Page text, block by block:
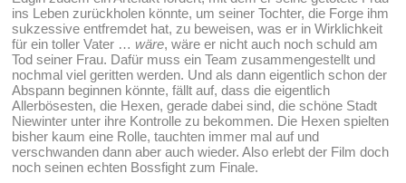
ins Leben zurückholen könnte, um seiner Tochter, die Forge ihm
sukzessive entfremdet hat, zu beweisen, was er in Wirklichkeit
für ein toller Vater …wäre, wäre er nicht auch noch schuld am
Tod seiner Frau. Dafür muss ein Team zusammengestellt und
nochmal viel geritten werden. Und als dann eigentlich schon der
Abspann beginnen könnte, fällt auf, dass die eigentlich
Allerbösesten, die Hexen, gerade dabei sind, die schöne Stadt
Niewinter unter ihre Kontrolle zu bekommen. Die Hexen spielten
bisher kaum eine Rolle, tauchten immer mal auf und
verschwanden dann aber auch wieder. Also erlebt der Film doch
noch seinen echten Bossfight zum Finale.